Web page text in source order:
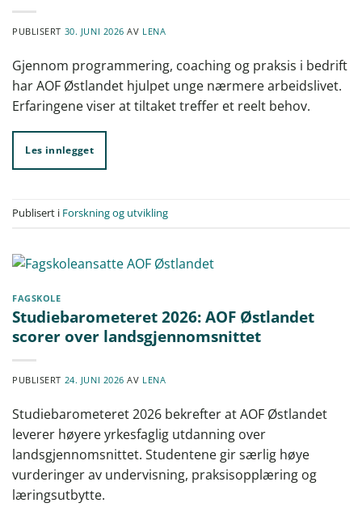
PUBLISERT 30. JUNI 2026 AV LENA
Gjennom programmering, coaching og praksis i bedrift
har AOF Østlandet hjulpet unge nærmere arbeidslivet.
Erfaringene viser at tiltaket treffer et reelt behov.
Les innlegget
Publisert i Forskning og utvikling
FAGSKOLE
Studiebarometeret 2026: AOF Østlandet
scorer over landsgjennomsnittet
PUBLISERT 24. JUNI 2026 AV LENA
Studiebarometeret 2026 bekrefter at AOF Østlandet
leverer høyere yrkesfaglig utdanning over
landsgjennomsnittet. Studentene gir særlig høye
vurderinger av undervisning, praksisopplæring og
læringsutbytte.